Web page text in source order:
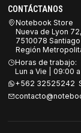
CONTÁCTANOS
Notebook Store
Nueva de Lyon
7510078
Región
Horas de trabajo:
Lun a Vie | 09:00
+562 32525242